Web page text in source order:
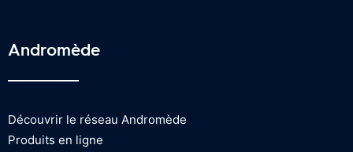
Andromède
Découvrir le réseau Andromède
Produits en ligne